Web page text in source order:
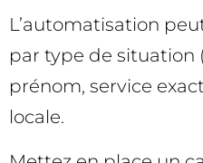
L’automatisation
par type de situation
prénom, service
locale.